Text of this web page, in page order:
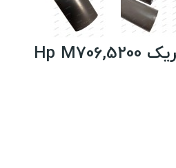
فیلم فیوزینگ فابریک Hp M706,5200